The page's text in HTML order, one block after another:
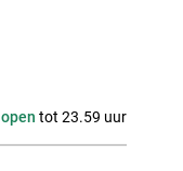
open tot 23.59 uur